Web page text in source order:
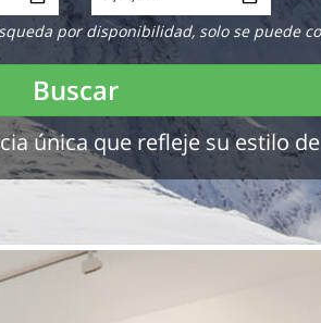
por disponibilidad, solo se puede
Buscar
única que refleje su estilo